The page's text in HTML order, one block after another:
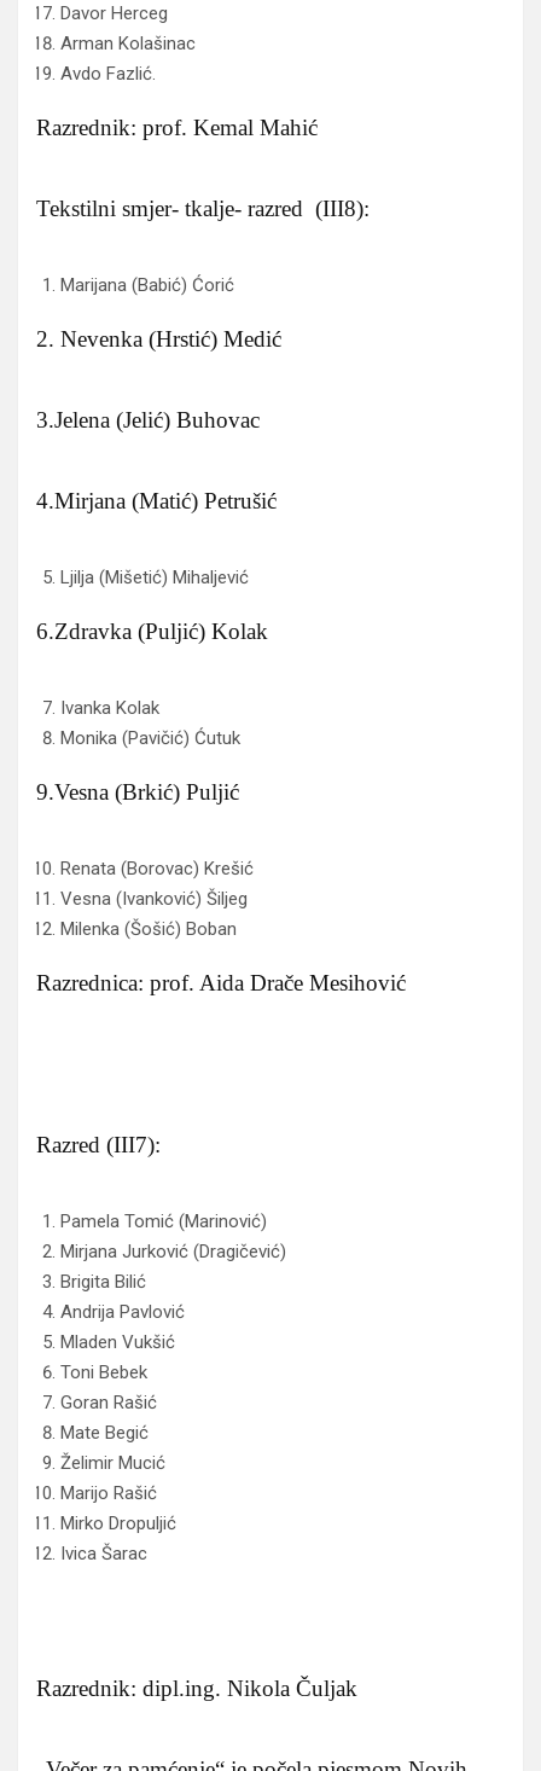
Davor Herceg
Arman Kolašinac
Avdo Fazlić.
Razrednik: prof. Kemal Mahić
Tekstilni smjer- tkalje- razred (III8):
Marijana (Babić) Ćorić
2. Nevenka (Hrstić) Medić
3.Jelena (Jelić) Buhovac
4.Mirjana (Matić) Petrušić
Ljilja (Mišetić) Mihaljević
6.Zdravka (Puljić) Kolak
Ivanka Kolak
Monika (Pavičić) Ćutuk
9.Vesna (Brkić) Puljić
Renata (Borovac) Krešić
Vesna (Ivanković) Šiljeg
Milenka (Šošić) Boban
Razrednica: prof. Aida Drače Mesihović
Razred (III7):
Pamela Tomić (Marinović)
Mirjana Jurković (Dragičević)
Brigita Bilić
Andrija Pavlović
Mladen Vukšić
Toni Bebek
Goran Rašić
Mate Begić
Želimir Mucić
Marijo Rašić
Mirko Dropuljić
Ivica Šarac
Razrednik: dipl.ing. Nikola Čuljak